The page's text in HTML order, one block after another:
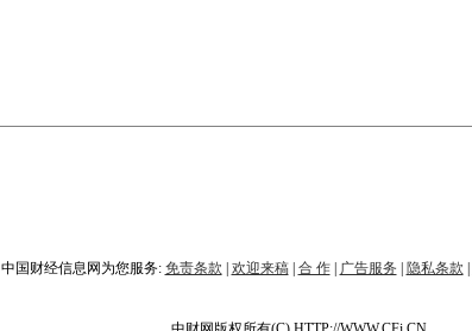
中国财经信息网为您服务: 免责条款 欢迎来稿| 合 作| 广告服务 隐私条款